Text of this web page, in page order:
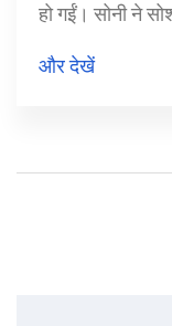
हो गईं। सोनी ने
प्रमुख व्यवधान हुआ
और देखें